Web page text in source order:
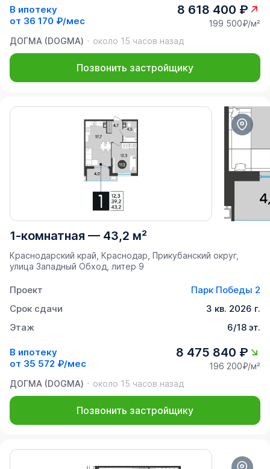
В ипотеку
от 36 170 ₽/мес
8 618 400 ₽
199 500₽/м²
ДОГМА (DOGMA)
около 15 часов назад
Позвонить застройщику
1-комнатная — 43,2 м²
Краснодарский край, Краснодар, Прикубанский округ,
улица Западный Обход, литер 9
Проект
Парк Победы 2
Срок сдачи
3 кв. 2026 г.
Этаж
6/18 эт.
В ипотеку
от 35 572 ₽/мес
8 475 840 ₽
196 200₽/м²
ДОГМА (DOGMA)
около 15 часов назад
Позвонить застройщику